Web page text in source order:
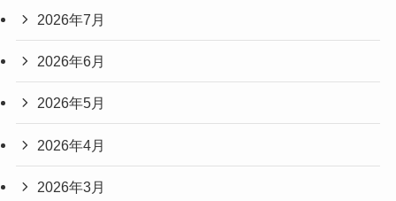
2026年7月
2026年6月
2026年5月
2026年4月
2026年3月